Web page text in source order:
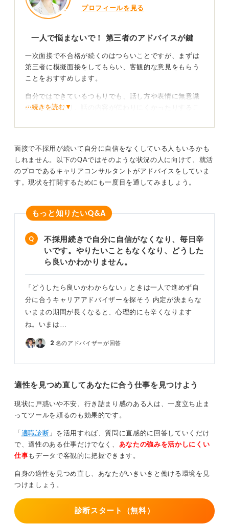
諦めずに分析と改善を繰り返すことが、合格への道を開
プロフィールを見る
一人で悩まないで！ 第三者のアドバイスが鍵
一次面接で不合格が続くのはつらいことですが、まずは
第三者に模擬面接をしてもらい、客観的な意見をもらう
ことをおすすめします。
自分ではできているつもりでも、話し方や表情に無意識
の癖があったり、話の内容が伝わりにくかったりするこ
するサービスを活用すると良いでしょう。
客観的なフィードバックは、自分では気づけない改善点
を発見する絶好の機会です。
一つの手です。
人気企業や倍率の高い企業ばかり受けていると、通過は
難しくなります。自身の興味や適性ともう一度向き合
い、視野を広げて企業を選び直すことも検討してみてく
ださい。
ことが大切です。焦らず、自分に合った方法で次の一歩
を踏み出しましょう。
⋯続きを読む▼
面接で不採用が続いて自分に自信をなくしている人もいるかも
しれません。以下のQAではそのような状況の人に向けて、就活
のプロであるキャリアコンサルタントがアドバイスをしていま
す。現状を打開するためにも一度目を通してみましょう。
もっと知りたいQ&A
不採用続きで自分に自信がなくなり、毎日辛
いです。やりたいこともなくなり、どうした
ら良いかわかりません。
「どうしたら良いかわからない」ときは一人で進めず自
分に合うキャリアアドバイザーを探そう 内定が決まらな
いままの期間が長くなると、心理的にも辛くなります
ね。いまは…
2 名のアドバイザーが回答
適性を見つめ直してあなたに合う仕事を見つけよう
現状に戸惑いや不安、行き詰まり感のある人は、一度立ち止ま
ってツールを頼るのも効果的です。
「 適職診断 」を活用すれば、質問に直感的に回答していくだけ
で、適性のある仕事だけでなく、 あなたの強みを活かしにくい
仕事もデータで客観的に把握できます。
自身の適性を見つめ直し、あなたがいきいきと働ける環境を見
つけましょう。
診断スタート（無料）